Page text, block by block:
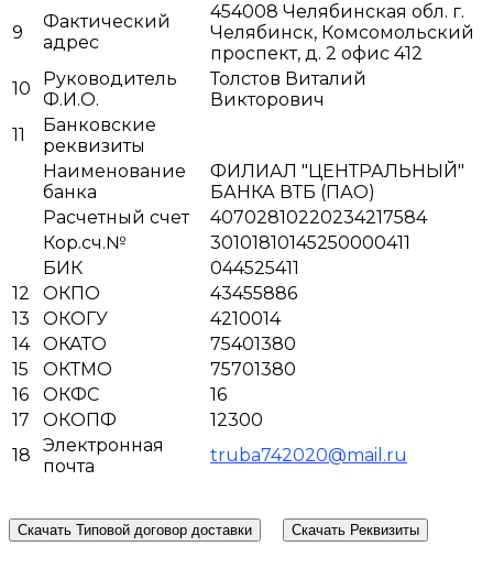
9
Фактический
адрес
454008 Челябинская обл. г.
Челябинск, Комсомольский
проспект, д. 2 офис 412
10
Руководитель
Ф.И.О.
Толстов Виталий
Викторович
11
Банковские
реквизиты
Наименование
банка
ФИЛИАЛ "ЦЕНТРАЛЬНЫЙ"
БАНКА ВТБ (ПАО)
Расчетный счет
40702810220234217584
Кор.сч.№
30101810145250000411
БИК
044525411
12
ОКПО
43455886
13
ОКОГУ
4210014
14
ОКАТО
75401380
15
ОКТМО
75701380
16
ОКФС
16
17
ОКОПФ
12300
18
Электронная
почта
truba742020@mail.ru
Скачать Типовой договор доставки Скачать Реквизиты